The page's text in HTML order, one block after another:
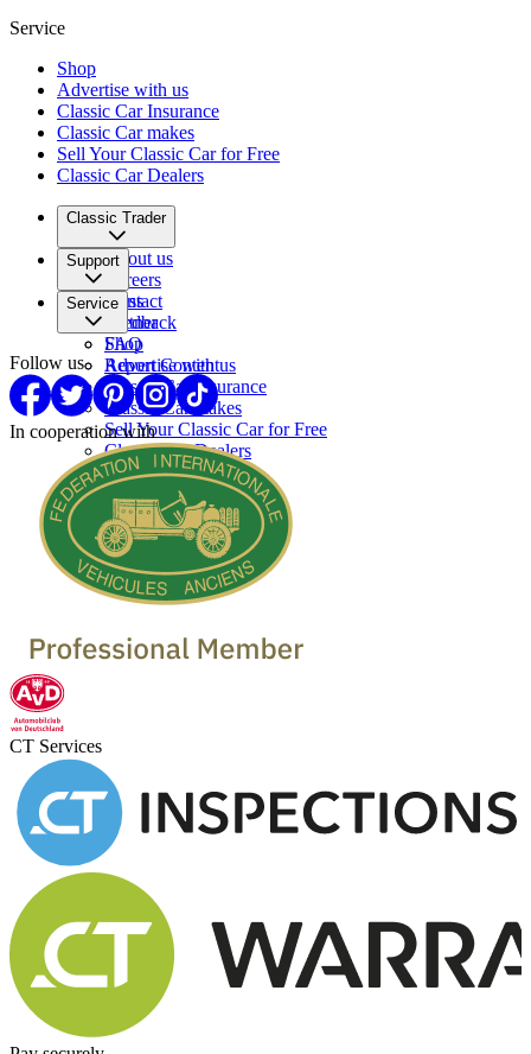
Service
Shop
Advertise with us
Classic Car Insurance
Classic Car makes
Sell Your Classic Car for Free
Classic Car Dealers
Classic Trader
About us
Careers
Press
Partner
Support
Contact
Feedback
FAQ
Report Content
Service
Shop
Advertise with us
Classic Car Insurance
Classic Car makes
Sell Your Classic Car for Free
Classic Car Dealers
Follow us
In cooperation with
CT Services